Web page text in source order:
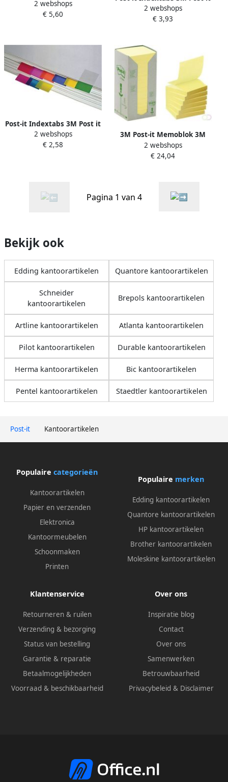
Post-it Kantoorartikelen
25.4x38.1mm strong blauw
rood geel 66 tabs
2 webshops
€ 5,60
686 38x50.8mm strong
gebogen assorti
2 webshops
€ 3,93
Post-it Indextabs 3M Post it
680 25.4x43.2mm felblauw
2 webshops
€ 2,58
3M Post-it Memoblok 3M
Post it Z Note R330 1T
76x76mm recycled geel
2 webshops
€ 24,04
Pagina 1 van 4
Bekijk ook
Edding kantoorartikelen Quantore kantoorartikelen
Schneider
kantoorartikelen
Brepols kantoorartikelen
Artline kantoorartikelen Atlanta kantoorartikelen
Pilot kantoorartikelen Durable kantoorartikelen
Herma kantoorartikelen Bic kantoorartikelen
Pentel kantoorartikelen Staedtler kantoorartikelen
Populaire categorieën
Kantoorartikelen
Papier en verzenden
Elektronica
Kantoormeubelen
Schoonmaken
Printen
Populaire merken
Edding kantoorartikelen
Quantore kantoorartikelen
HP kantoorartikelen
Brother kantoorartikelen
Moleskine kantoorartikelen
Klantenservice
Retourneren & ruilen
Verzending & bezorging
Status van bestelling
Garantie & reparatie
Betaalmogelijkheden
Voorraad & beschikbaarheid
Over ons
Inspiratie blog
Contact
Over ons
Samenwerken
Betrouwbaarheid
Privacybeleid & Disclaimer